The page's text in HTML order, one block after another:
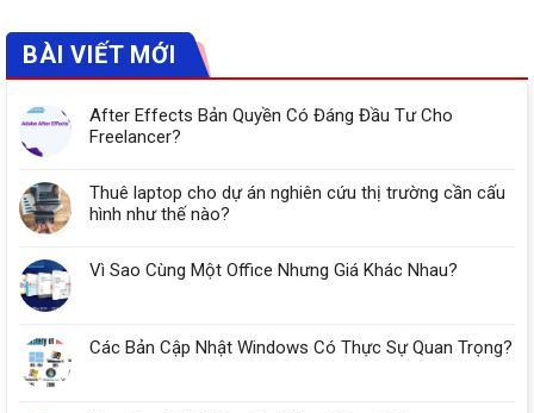
BÀI VIẾT MỚI
After Effects Bản Quyền Có Đáng Đầu Tư Cho
Freelancer?
Thuê laptop cho dự án nghiên cứu thị trường cần cấu
hình như thế nào?
Vì Sao Cùng Một Office Nhưng Giá Khác Nhau?
Các Bản Cập Nhật Windows Có Thực Sự Quan Trọng?